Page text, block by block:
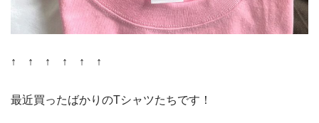
↑ ↑ ↑ ↑ ↑ ↑
最近買ったばかりのTシャツたちです！